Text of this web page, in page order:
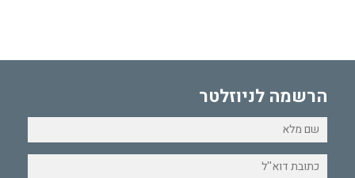
הרשמה לניוזלטר